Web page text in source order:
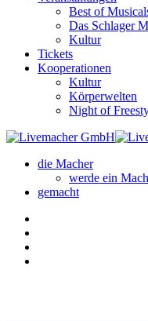
Best of
Das Schlager
Kultur
Tickets
Kooperationen
Kultur
Körperwelten
Night of
die Macher
werde ein
gemacht